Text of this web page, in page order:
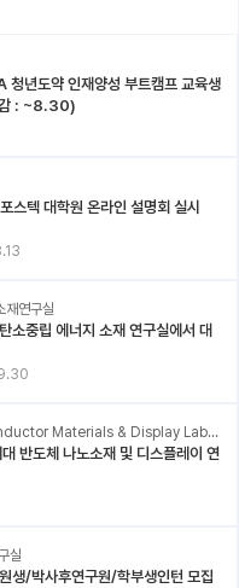
년도약 인재양성 부트캠프 교육생
감 : ~8.30)
텍 대학원 온라인 설명회 실시
재연구실
소중립 에너지 소재 연구실에서 대
한양대학교 Nanosemiconductor Materials & Display Laboratory
반도체 나노소재 및 디스플레이 연
실
생/박사후연구원/학부생인턴 모집